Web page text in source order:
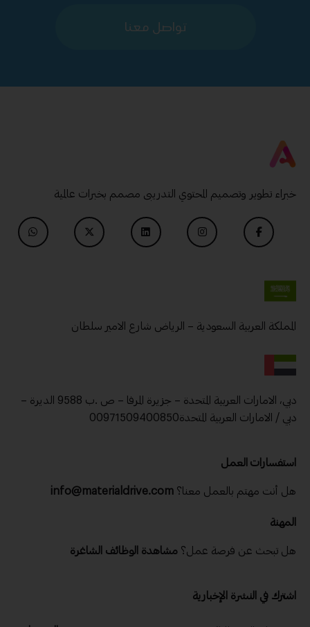
تواصل معنا
خبراء تطوير وتصميم المحتوي التدريبى مصمم بخبرات عالمية
المملكة العربية السعودية – الرياض شارع الامير سلطان
دبي، الامارات العربية المتحدة – جزيرة المرفا – ص .ب 9588 الديرة –
دبي / الامارات العربية المتحدة00971509400850
استفسارات العمل
هل أنت مهتم بالعمل معنا؟ info@materialdrive.com
المهنة
هل تبحث عن فرصة عمل؟ مشاهدة الوظائف الشاغرة
اشترك في النشرة الإخبارية